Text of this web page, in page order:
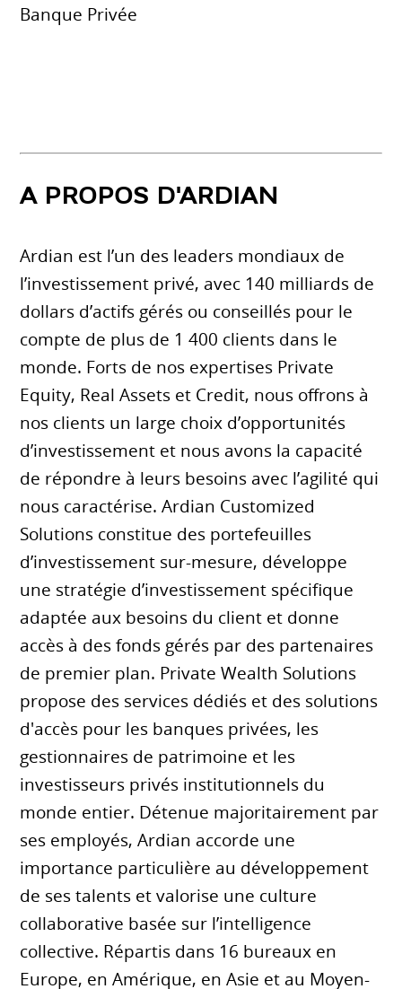
Banque Privée
A PROPOS D'ARDIAN
Ardian est l’un des leaders mondiaux de
l’investissement privé, avec 140 milliards de
dollars d’actifs gérés ou conseillés pour le
compte de plus de 1 400 clients dans le
monde. Forts de nos expertises Private
Equity, Real Assets et Credit, nous offrons à
nos clients un large choix d’opportunités
d’investissement et nous avons la capacité
de répondre à leurs besoins avec l’agilité qui
nous caractérise. Ardian Customized
Solutions constitue des portefeuilles
d’investissement sur-mesure, développe
une stratégie d’investissement spécifique
adaptée aux besoins du client et donne
accès à des fonds gérés par des partenaires
de premier plan. Private Wealth Solutions
propose des services dédiés et des solutions
d'accès pour les banques privées, les
gestionnaires de patrimoine et les
investisseurs privés institutionnels du
monde entier. Détenue majoritairement par
ses employés, Ardian accorde une
importance particulière au développement
de ses talents et valorise une culture
collaborative basée sur l’intelligence
collective. Répartis dans 16 bureaux en
Europe, en Amérique, en Asie et au Moyen-